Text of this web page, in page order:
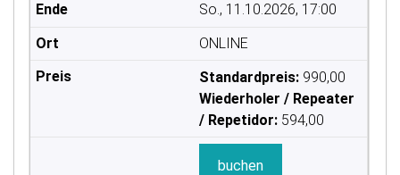
So., 11.10.2026, 17:00
ONLINE
Standardpreis: 990,00
Wiederholer / Repeater
/ Repetidor: 594,00
buchen